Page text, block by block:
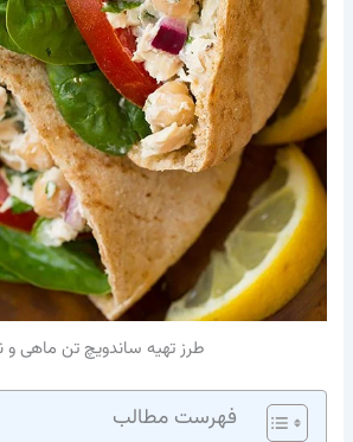
طرز تهیه ساندویچ تن ماهی و
فهرست مطالب